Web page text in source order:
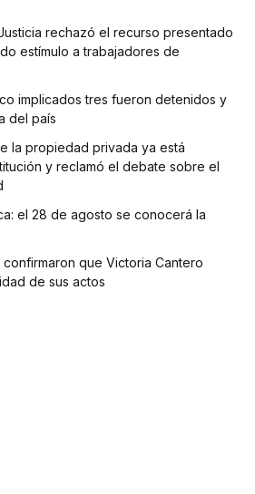
rechazó el recurso presentado
estímulo a trabajadores de
implicados tres fueron detenidos y
del país
la propiedad privada ya está
y reclamó el debate sobre el
el 28 de agosto se conocerá la
confirmaron que Victoria Cantero
de sus actos